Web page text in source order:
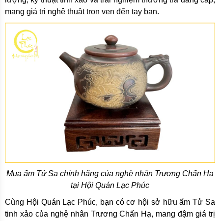
mang giá trị nghệ thuật trọn vẹn đến tay bạn.
Mua ấm Tử Sa chính hãng của nghệ nhân Trương Chấn Hạ
tại Hội Quán Lạc Phúc
Cùng Hội Quán Lạc Phúc, bạn có cơ hội sở hữu ấm Tử Sa
tinh xảo của nghệ nhân Trương Chấn Hạ, mang đậm giá trị